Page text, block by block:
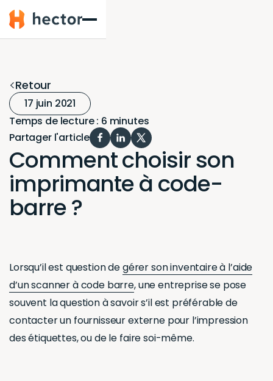
Hector
Retour
17 juin 2021
Temps de lecture : 6 minutes
Partager l'article
Comment choisir son
imprimante à code-
barre ?
Lorsqu’il est question degérer son inventaire à l’aide
d’un scanner à code barre, une entreprise se pose
souvent la question à savoir s’il est préférable de
contacter un fournisseur externe pour l’impression
des étiquettes, ou de le faire soi-même.